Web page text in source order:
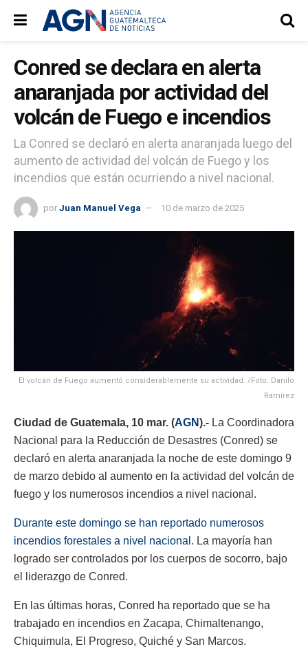
Conred se declara en alerta
anaranjada por actividad del
volcán de Fuego e incendios
La Conred se declaró en alerta anaranjada luego del
aumento de actividad del volcán de Fuego y los
incendios que están ocurriendo a nivel nacional.
por Juan Manuel Vega 10 de marzo de 2025
El volcán de Fuego aumentó considerablemente su actividad. /Foto: Danilo
Ramírez
Ciudad de Guatemala, 10 mar. (AGN).- La Coordinadora
Nacional para la Reducción de Desastres (Conred) se
declaró en alerta anaranjada la noche de este domingo 9
de marzo debido al aumento en la actividad del volcán de
fuego y los numerosos incendios a nivel nacional.
Durante este domingo se han reportado numerosos
incendios forestales a nivel nacional. La mayoría han
logrado ser controlados por los cuerpos de socorro, bajo
el liderazgo de Conred.
En las últimas horas, Conred ha reportado que se ha
trabajado en incendios en Zacapa, Chimaltenango,
Chiquimula, El Progreso, Quiché y San Marcos.